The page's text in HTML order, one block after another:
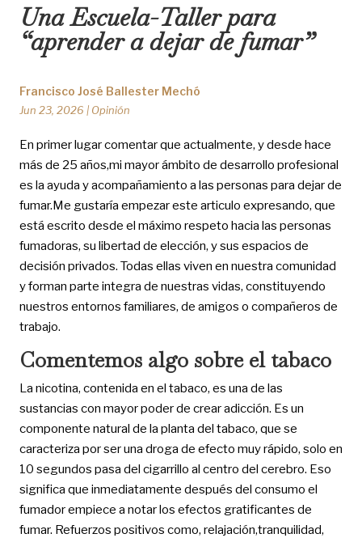
Una Escuela-Taller para
“aprender a dejar de fumar”
Francisco José Ballester Mechó
Jun 23, 2026 | Opinión
En primer lugar comentar que actualmente, y desde hace
más de 25 años,mi mayor ámbito de desarrollo profesional
es la ayuda y acompañamiento a las personas para dejar de
fumar.Me gustaría empezar este articulo expresando, que
está escrito desde el máximo respeto hacia las personas
fumadoras, su libertad de elección, y sus espacios de
decisión privados. Todas ellas viven en nuestra comunidad
y forman parte integra de nuestras vidas, constituyendo
nuestros entornos familiares, de amigos o compañeros de
trabajo.
Comentemos algo sobre el tabaco
La nicotina, contenida en el tabaco, es una de las
sustancias con mayor poder de crear adicción. Es un
componente natural de la planta del tabaco, que se
caracteriza por ser una droga de efecto muy rápido, solo en
10 segundos pasa del cigarrillo al centro del cerebro. Eso
significa que inmediatamente después del consumo el
fumador empiece a notar los efectos gratificantes de
fumar. Refuerzos positivos como, relajación,tranquilidad,